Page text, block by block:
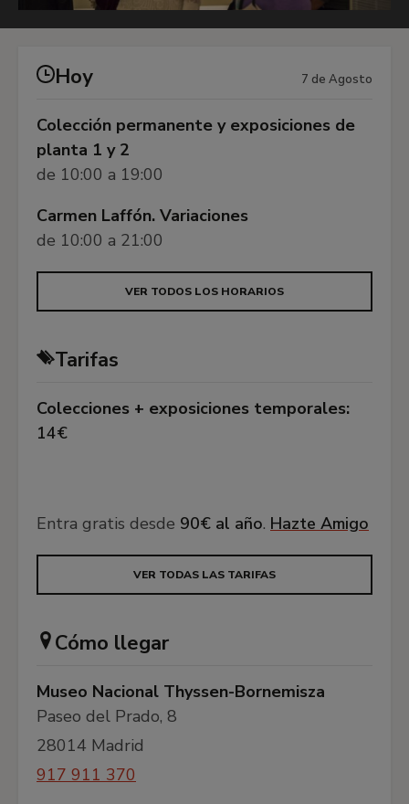
Hoy 7 de Agosto
Colección permanente y exposiciones de
planta 1 y 2
de 10:00 a 19:00
Carmen Laffón. Variaciones
de 10:00 a 21:00
VER TODOS LOS HORARIOS
Tarifas
Colecciones + exposiciones temporales:
14€
Entra gratis desde 90€ al año. Hazte Amigo
VER TODAS LAS TARIFAS
Cómo llegar
Museo Nacional Thyssen-Bornemisza
Paseo del Prado, 8
28014 Madrid
917 911 370